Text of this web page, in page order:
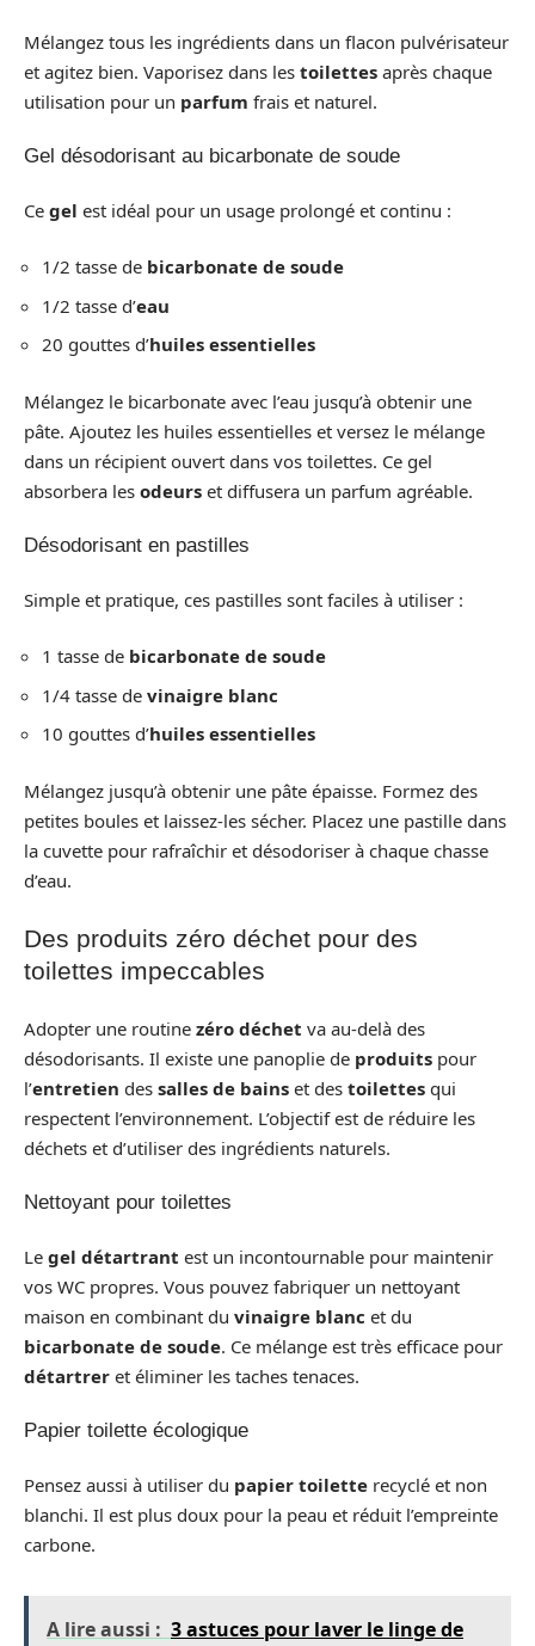
Mélangez tous les ingrédients dans un flacon pulvérisateur
et agitez bien. Vaporisez dans les toilettes après chaque
utilisation pour un parfum frais et naturel.
Gel désodorisant au bicarbonate de soude
Ce gel est idéal pour un usage prolongé et continu :
1/2 tasse de bicarbonate de soude
1/2 tasse d’eau
20 gouttes d’huiles essentielles
Mélangez le bicarbonate avec l’eau jusqu’à obtenir une
pâte. Ajoutez les huiles essentielles et versez le mélange
dans un récipient ouvert dans vos toilettes. Ce gel
absorbera les odeurs et diffusera un parfum agréable.
Désodorisant en pastilles
Simple et pratique, ces pastilles sont faciles à utiliser :
1 tasse de bicarbonate de soude
1/4 tasse de vinaigre blanc
10 gouttes d’huiles essentielles
Mélangez jusqu’à obtenir une pâte épaisse. Formez des
petites boules et laissez-les sécher. Placez une pastille dans
la cuvette pour rafraîchir et désodoriser à chaque chasse
d’eau.
Des produits zéro déchet pour des
toilettes impeccables
Adopter une routine zéro déchet va au-delà des
désodorisants. Il existe une panoplie de produits pour
l’entretien des salles de bains et des toilettes qui
respectent l’environnement. L’objectif est de réduire les
déchets et d’utiliser des ingrédients naturels.
Nettoyant pour toilettes
Le gel détartrant est un incontournable pour maintenir
vos WC propres. Vous pouvez fabriquer un nettoyant
maison en combinant du vinaigre blanc et du
bicarbonate de soude. Ce mélange est très efficace pour
détartrer et éliminer les taches tenaces.
Papier toilette écologique
Pensez aussi à utiliser du papier toilette recyclé et non
blanchi. Il est plus doux pour la peau et réduit l’empreinte
carbone.
A lire aussi : 3 astuces pour laver le linge de